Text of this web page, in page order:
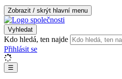
Zobrazit / skrýt hlavní menu
Vyhledat
Kdo hledá, ten najde
Přihlásit se
☰